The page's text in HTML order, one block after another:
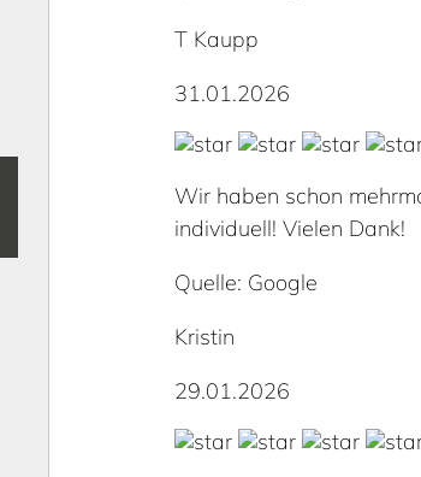
T Kaupp
31.01.2026
Wir haben schon
individuell! Vielen Dank!
Quelle: Google
Kristin
29.01.2026